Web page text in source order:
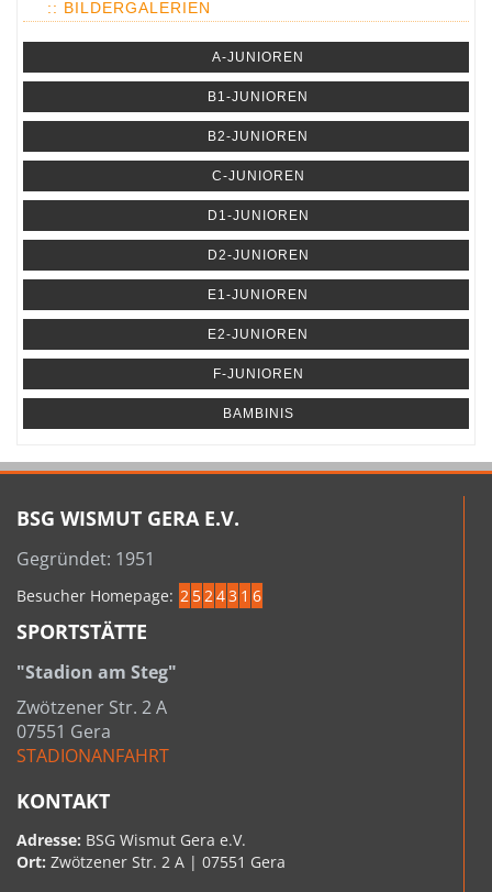
:: BILDERGALERIEN
A-JUNIOREN
B1-JUNIOREN
B2-JUNIOREN
C-JUNIOREN
D1-JUNIOREN
D2-JUNIOREN
E1-JUNIOREN
E2-JUNIOREN
F-JUNIOREN
BAMBINIS
BSG WISMUT GERA E.V.
Gegründet: 1951
Besucher Homepage: 2 5243 1 6
SPORTSTÄTTE
"Stadion am Steg"
Zwötzener Str. 2 A
07551 Gera
STADIONANFAHRT
KONTAKT
Adresse: BSG Wismut Gera e.V.
Ort: Zwötzener Str. 2 A | 07551 Gera